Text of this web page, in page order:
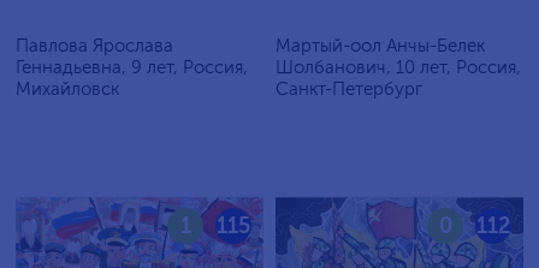
Павлова Ярослава
Геннадьевна, 9 лет, Россия,
Михайловск
Мартый-оол Анчы-Белек
Шолбанович, 10 лет, Россия,
Санкт-Петербург
115
1 112
0